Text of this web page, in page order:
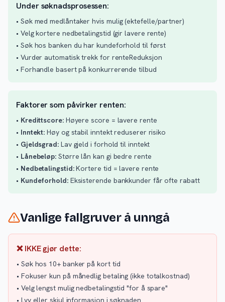
Under søknadsprosessen:
• Søk med medlåntaker hvis mulig (ektefelle/partner)
• Velg kortere nedbetalingstid (gir lavere rente)
• Søk hos banken du har kundeforhold til først
• Vurder automatisk trekk for renteReduksjon
• Forhandle basert på konkurrerende tilbud
Faktorer som påvirker renten:
• Kredittscore:Høyere score = lavere rente
• Inntekt: Høy og stabil inntekt reduserer risiko
• Gjeldsgrad:Lav gjeld i forhold til inntekt
• Lånebeløp: Større lån kan gi bedre rente
• Nedbetalingstid:Kortere tid = lavere rente
• Kundeforhold:Eksisterende bankkunder får ofte rabatt
Vanlige fallgruver å unngå
❌ IKKE gjør dette:
• Søk hos 10+ banker på kort tid
• Fokuser kun på månedlig betaling (ikke totalkostnad)
• Velg lengst mulig nedbetalingstid "for å spare"
• Lyv eller skjul informasjon i søknaden